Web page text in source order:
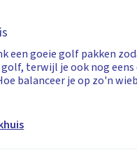
een goeie golf pakken
terwijl je ook nog
balanceer je op zo'n